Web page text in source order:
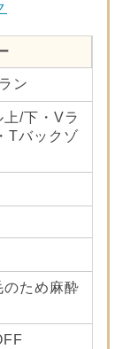
ン
上/下・Vラ
Tバックゾ
のため麻酔